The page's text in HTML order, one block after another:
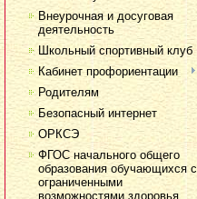
Внеурочная и досуговая
деятельность
Школьный спортивный клуб
Кабинет профориентации
Родителям
Безопасный интернет
ОРКСЭ
ФГОС начального общего
образования обучающихся с
ограниченными
возможностями здоровья